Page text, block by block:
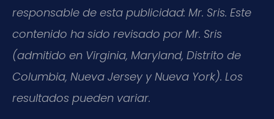
responsable de esta publicidad: Mr. Sris. Este
contenido ha sido revisado por Mr. Sris
(admitido en Virginia, Maryland, Distrito de
Columbia, Nueva Jersey y Nueva York). Los
resultados pueden variar.